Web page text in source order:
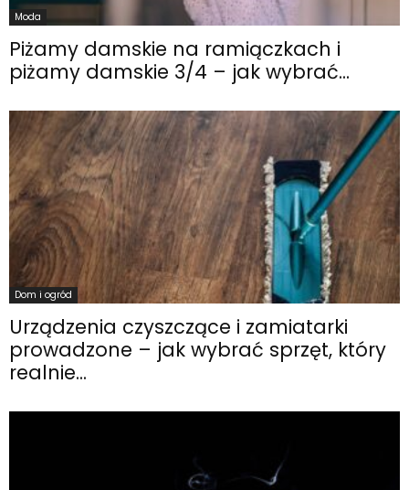
Moda
Piżamy damskie na ramiączkach i
piżamy damskie 3/4 – jak wybrać...
Dom i ogród
Urządzenia czyszczące i zamiatarki
prowadzone – jak wybrać sprzęt, który
realnie...